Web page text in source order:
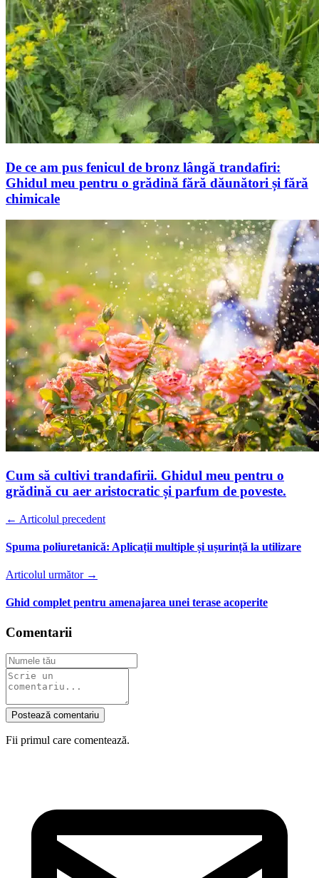
De ce am pus fenicul de bronz lângă trandafiri:
Ghidul meu pentru o grădină fără dăunători și fără
chimicale
Cum să cultivi trandafirii. Ghidul meu pentru o
grădină cu aer aristocratic și parfum de poveste.
← Articolul precedent
Spuma poliuretanică: Aplicații multiple și ușurință la utilizare
Articolul următor →
Ghid complet pentru amenajarea unei terase acoperite
Comentarii
Postează comentariu
Fii primul care comentează.